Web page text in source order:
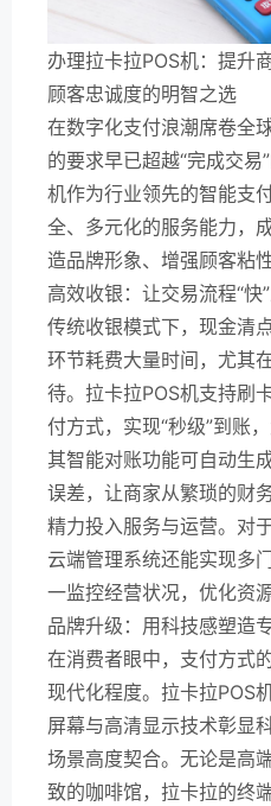
办理拉卡拉POS机：提升
顾客忠诚度的明智之选
在数字化支付浪潮席卷全
的要求早已超越“完成交
机作为行业领先的智能支
全、多元化的服务能力，
造品牌形象、增强顾客粘
高效收银：让交易流程“快
传统收银模式下，现金清
环节耗费大量时间，尤其
待。拉卡拉POS机支持刷
付方式，实现“秒级”到账
其智能对账功能可自动生
误差，让商家从繁琐的财
精力投入服务与运营。对
云端管理系统还能实现多
一监控经营状况，优化资源
品牌升级：用科技感塑造
在消费者眼中，支付方式
现代化程度。拉卡拉POS
屏幕与高清显示技术彰显
场景高度契合。无论是高
致的咖啡馆，拉卡拉的终